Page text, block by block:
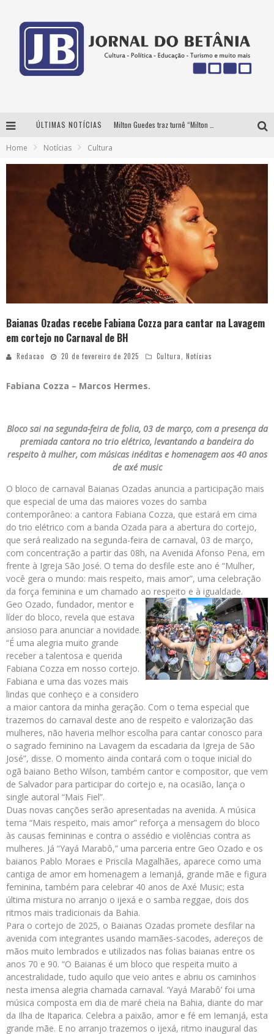
ÚLTIMAS NOTÍCIAS
Yan traz a turnê nacional do PagodYANdo para Belo Horizonte
Home Notícias Cultura
Baianas Ozadas recebe Fabiana Cozza para cantar na Lavagem
em cortejo no Carnaval de BH
Redacao 20 de fevereiro de 2025 Cultura, Notícias
Fabiana Cozza – Marcos Hermes.
Bloco sai na segunda-feira de folia, 03 de março, com a presença da
premiada cantora no trio elétrico, levantando a bandeira do
respeito à mulher, com músicas inéditas e homenagem aos 40 anos
de axé music
O bloco de carnaval Baianas Ozadas anuncia a participação mais
que especial de uma das maiores vozes do samba
contemporâneo: a cantora Fabiana Cozza, que estará em cima
do trio elétrico com a banda Ozada para a abertura do cortejo,
que será realizado na segunda-feira de carnaval, 03 de março,
com concentração a partir das 08h, na Avenida Afonso Pena, em
frente à Igreja São José. O tema do desfile este ano é “Mulher,
você gera o mundo: mais respeito, mais amor”, uma celebração
da força feminina e um chamado ao respeito e à igualdade.
Geo Ozado, fundador, mentor e
líder do bloco, revela que estava
ansioso para anunciar a novidade.
“É uma alegria muito grande
receber a talentosa e querida
Fabiana Cozza em nosso cortejo.
Fabiana e uma das vozes mais
lindas que conheço e a considero
a maior cantora da minha geração. Com o tema especial que
trazemos do carnaval deste ano de respeito e valorização das
mulheres, não haveria melhor escolha para cantar conosco para
o sagrado feminino na Lavagem da escadaria da Igreja de São
José”, disse. O momento ainda contará com o toque inicial do
ogã baiano Betho Wilson, também cantor e compositor, que vem
de Salvador para participar do cortejo e, na ocasião, lança o
single autoral “Mais Fiel”.
Duas novas canções serão apresentadas na avenida. A música
tema “Mais respeito, mais amor” reforça a mensagem do bloco
às causas femininas e contra o assédio e violências contra as
mulheres. Já “Yayá Marabô,” uma parceria entre Geo Ozado e os
baianos Pablo Moraes e Priscila Magalhães, aparece como uma
cantiga de amor em homenagem a Iemanjá, grande mãe e figura
feminina, também para celebrar 40 anos de Axé Music; esta
última mistura no arranjo o ijexá e o samba reggae, dois dos
ritmos mais tradicionais da Bahia.
Para o cortejo de 2025, o Baianas Ozadas promete desfilar na
avenida com integrantes usando mamães-sacodes, adereços de
mãos muito lembrados e utilizados nas folias baianas entre os
anos 70 e 90. “O Baianas é um bloco que respeita muito a
ancestralidade, tudo aquilo que veio antes e abriu os caminhos
nesta imensa alegria chamada carnaval. ‘Yayá Marabô’ foi uma
música composta em dia de maré cheia na Bahia, diante do mar
da Ilha de Itaparica. Celebra a paixão, amor e fé em Iemanjá, esta
grande mãe. E no arranjo trazemos o ijexá, ritmo inaugural das